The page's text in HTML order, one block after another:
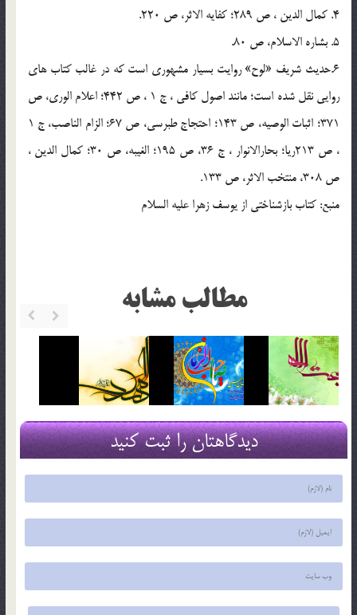
4. کمال الدين ، ص 289؛ کفايه الاثر، ص 220.
5. بشاره الاسلام، ص 80.
6.حديث شريف «لوح» روايت بسيار مشهوري است که در غالب کتاب هاي
روايي نقل شده است؛ مانند اصول کافي ، ج 1 ، ص 442؛ اعلام الوري، ص
371؛ اثبات الوصيه، ص 143؛ احتجاج طبرسي، ص 67؛ الزام الناصب، ج 1
، ص 213ريا؛ بحارالانوار ، ج 36، ص 195؛ الغيبه، ص 30؛ کمال الدين ،
ص 308، منتخب الاثر، ص 133.
منبع: کتاب بازشناختي از يوسف زهرا عليه السلام
مطالب مشابه
دیدگاهتان را ثبت کنید